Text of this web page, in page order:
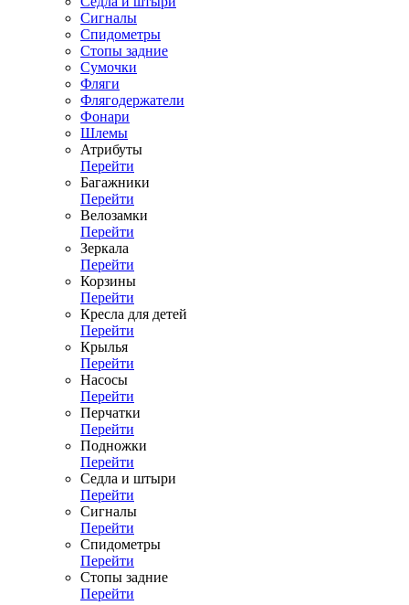
Сигналы
Спидометры
Стопы задние
Сумочки
Фляги
Флягодержатели
Фонари
Шлемы
Атрибуты
Перейти
Багажники
Перейти
Велозамки
Перейти
Зеркала
Перейти
Корзины
Перейти
Кресла для детей
Перейти
Крылья
Перейти
Насосы
Перейти
Перчатки
Перейти
Подножки
Перейти
Седла и штыри
Перейти
Сигналы
Перейти
Спидометры
Перейти
Стопы задние
Перейти